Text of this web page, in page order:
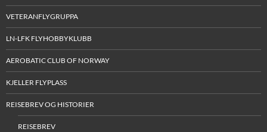
VETERANFLYGRUPPA
LN-LFK FLYHOBBYKLUBB
AEROBATIC CLUB OF NORWAY
KJELLER FLYPLASS
REISEBREV OG HISTORIER
REISEBREV